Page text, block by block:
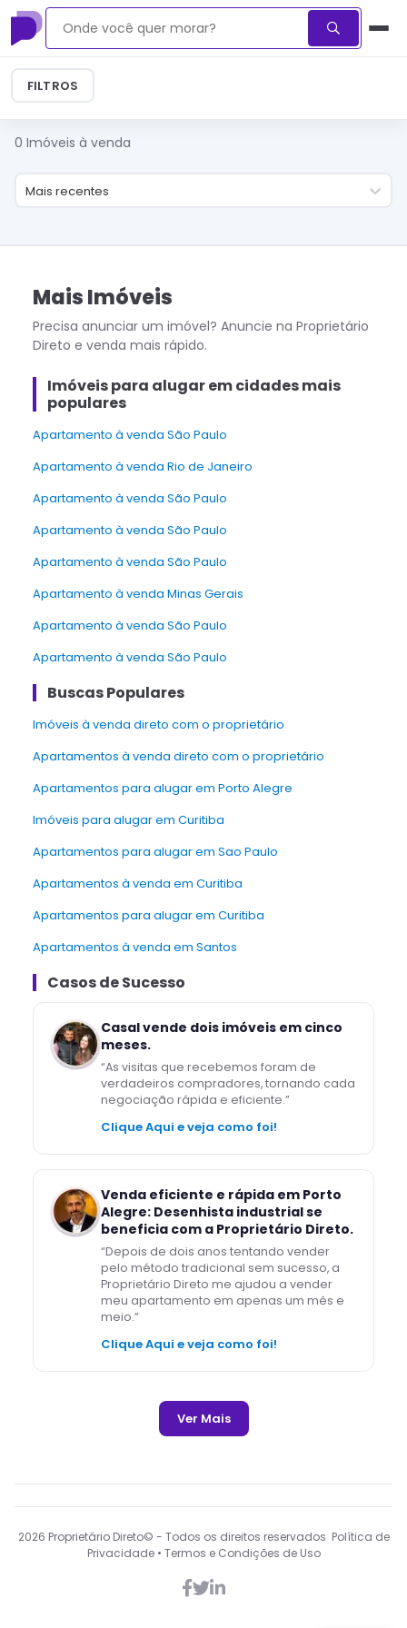
FILTROS
0 Imóveis à venda
Mais recentes
Mais Imóveis
Precisa anunciar um imóvel? Anuncie na Proprietário
Direto e venda mais rápido.
Imóveis para alugar em cidades mais
populares
apartamento à venda São Paulo
apartamento à venda Rio de Janeiro
apartamento à venda São Paulo
apartamento à venda São Paulo
apartamento à venda São Paulo
apartamento à venda Minas Gerais
apartamento à venda São Paulo
Apartamento à venda São Paulo
Buscas Populares
Imóveis à venda direto com o proprietário
Apartamentos à venda direto com o proprietário
Apartamentos para alugar em Porto Alegre
Imóveis para alugar em Curitiba
Apartamentos para alugar em Sao Paulo
Apartamentos à venda em Curitiba
Apartamentos para alugar em Curitiba
Apartamentos à venda em Santos
Casos de Sucesso
Casal vende dois imóveis em cinco
meses.
“As visitas que recebemos foram de
verdadeiros compradores, tornando cada
negociação rápida e eficiente.”
Clique Aqui e veja como foi!
Venda eficiente e rápida em Porto
Alegre: Desenhista industrial se
beneficia com a Proprietário Direto.
“Depois de dois anos tentando vender
pelo método tradicional sem sucesso, a
Proprietário Direto me ajudou a vender
meu apartamento em apenas um mês e
meio.”
Clique Aqui e veja como foi!
Ver Mais
2026 Proprietário Direto© - Todos os direitos reservados Política de
Privacidade • Termos e Condições de Uso